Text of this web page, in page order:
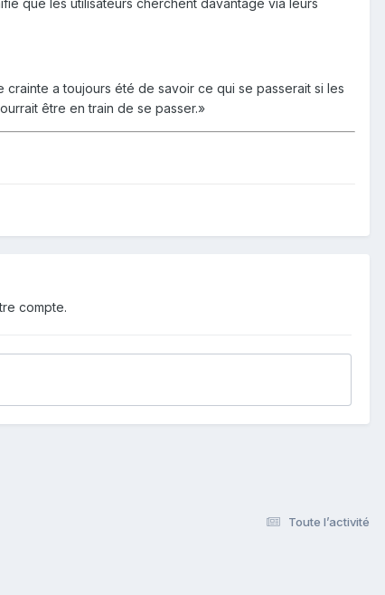
que les utilisateurs cherchent davantage via leurs
a toujours été de savoir ce qui se passerait si les
être en train de se passer.»
compte.
Toute l’activité